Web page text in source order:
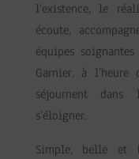
l’existence, le
écoute,
équipes
Garnier, à
séjournent dans
s’éloigner.
Simple, belle et